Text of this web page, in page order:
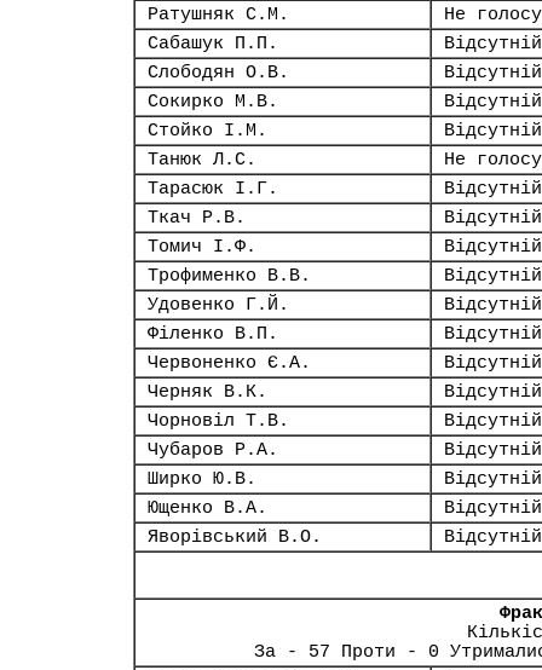
Ратушняк С.М.
Не
Сабашук П.П.
Відсутній
Слободян О.В.
Відсутній
Сокирко М.В.
Відсутній
Стойко І.М.
Відсутній
Танюк Л.С.
Не
Тарасюк І.Г.
Відсутній
Ткач Р.В.
Відсутній
Томич І.Ф.
Відсутній
Трофименко В.В.
Відсутній
Удовенко Г.Й.
Відсутній
Філенко В.П.
Відсутній
Червоненко Є.А.
Відсутній
Черняк В.К.
Відсутній
Чорновіл Т.В.
Відсутній
Чубаров Р.А.
Відсутній
Ширко Ю.В.
Відсутній
Ющенко В.А.
Відсутній
Яворівський В.О.
Відсутній
За - 57 Проти - 0